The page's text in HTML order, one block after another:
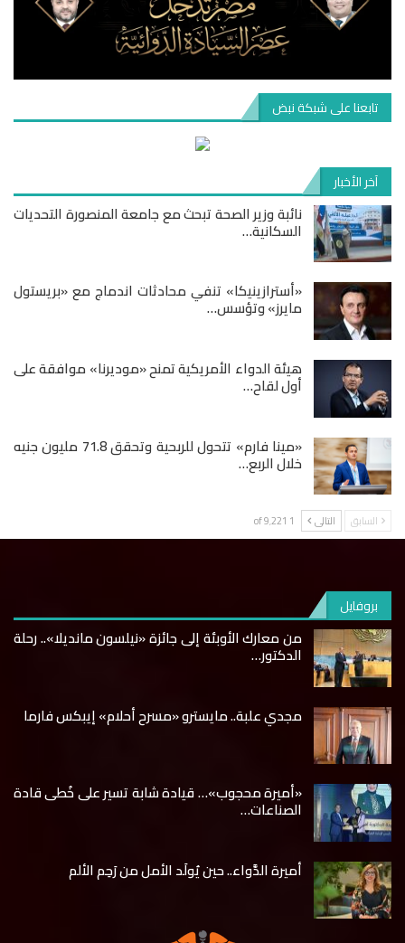
تابعنا على شبكة نبض
آخر الأخبار
نائبة وزير الصحة تبحث مع جامعة المنصورة التحديات
السكانية…
«أسترازينيكا» تنفي محادثات اندماج مع «بريستول
مايرز» وتؤسس…
هيئة الدواء الأمريكية تمنح «موديرنا» موافقة على
أول لقاح…
«مينا فارم» تتحول للربحية وتحقق 71.8 مليون جنيه
خلال الربع…
السابق التالى 1 of 9٬221
بروفايل
من معارك الأوبئة إلى جائزة «نيلسون مانديلا».. رحلة
الدكتور…
مجدي علبة.. مايسترو «مسرح أحلام» إيبكس فارما
«أميرة محجوب»… قيادة شابة تسير على خُطى قادة
الصناعات…
أميرة الدَّواء.. حين يُولَد الأمل من رَحِم الألم